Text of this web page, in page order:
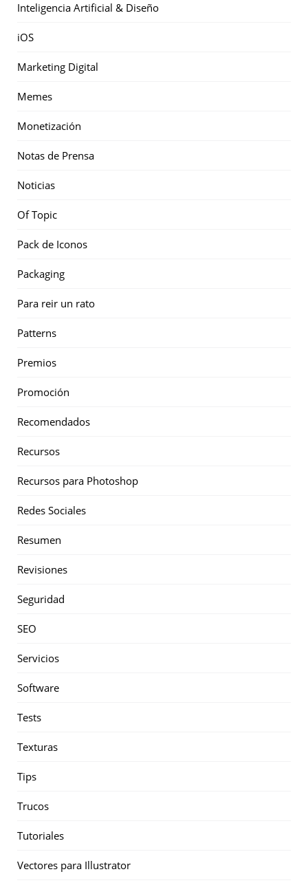
Inteligencia Artificial & Diseño
iOS
Marketing Digital
Memes
Monetización
Notas de Prensa
Noticias
Of Topic
Pack de Iconos
Packaging
Para reir un rato
Patterns
Premios
Promoción
Recomendados
Recursos
Recursos para Photoshop
Redes Sociales
Resumen
Revisiones
Seguridad
SEO
Servicios
Software
Tests
Texturas
Tips
Trucos
Tutoriales
Vectores para Illustrator